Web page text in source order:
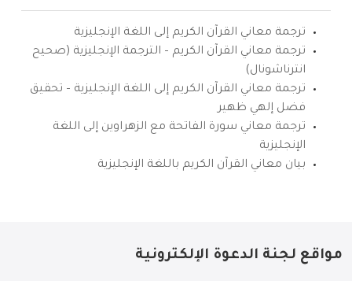
ترجمة معاني القرآن الكريم إلى اللغة الإنجليزية
ترجمة معاني القرآن الكريم – الترجمة الإنجليزية (صحيح
انترناشونال)
ترجمة معاني القرآن الكريم إلى اللغة الإنجليزية – تحقيق
فضل إلهي ظهير
ترجمة معاني سورة الفاتحة مع الزهراوين إلى اللغة
الإنجليزية
بيان معاني القرآن الكريم باللغة الإنجليزية
مواقع لجنة الدعوة الإلكترونية